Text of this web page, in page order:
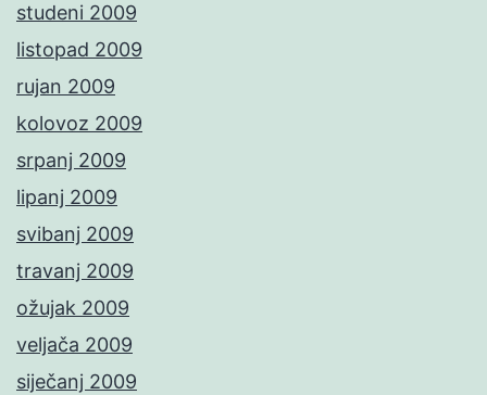
studeni 2009
listopad 2009
rujan 2009
kolovoz 2009
srpanj 2009
lipanj 2009
svibanj 2009
travanj 2009
ožujak 2009
veljača 2009
siječanj 2009